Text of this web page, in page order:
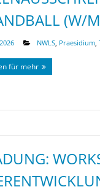
(W/
NWLS Praesidium ,
für mehr